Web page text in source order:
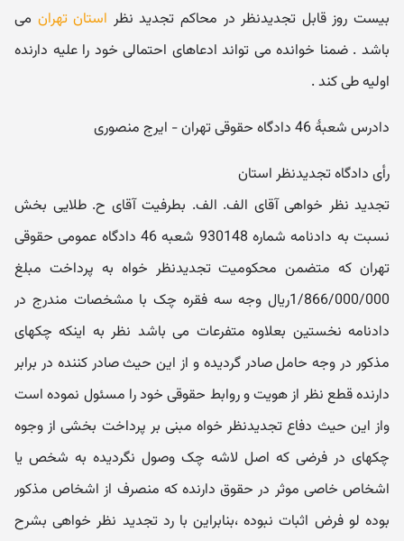
بیست روز قابل تجدیدنظر در محاکم تجدید نظر استان تهران می
باشد . ضمنا خوانده می تواند ادعاهای احتمالی خود را علیه دارنده
اولیه طی کند .
دادرس شعبۀ 46 دادگاه حقوقی تهران - ایرج منصوری
رأی دادگاه تجدیدنظر استان
تجدید نظر خواهی آقای الف. الف. بطرفیت آقای ح. طلایی بخش
نسبت به دادنامه شماره 930148 شعبه 46 دادگاه عمومی حقوقی
تهران که متضمن محکومیت تجدیدنظر خواه به پرداخت مبلغ
1/866/000/000ریال وجه سه فقره چک با مشخصات مندرج در
دادنامه نخستین بعلاوه متفرعات می باشد نظر به اینکه چکهای
مذکور در وجه حامل صادر گردیده و از این حیث صادر کننده در برابر
دارنده قطع نظر از هویت و روابط حقوقی خود را مسئول نموده است
واز این حیث دفاع تجدیدنظر خواه مبنی بر پرداخت بخشی از وجوه
چکهای در فرضی که اصل لاشه چک وصول نگردیده به شخص یا
اشخاص خاصی موثر در حقوق دارنده که منصرف از اشخاص مذکور
بوده لو فرض اثبات نبوده ،بنابراین با رد تجدید نظر خواهی بشرح